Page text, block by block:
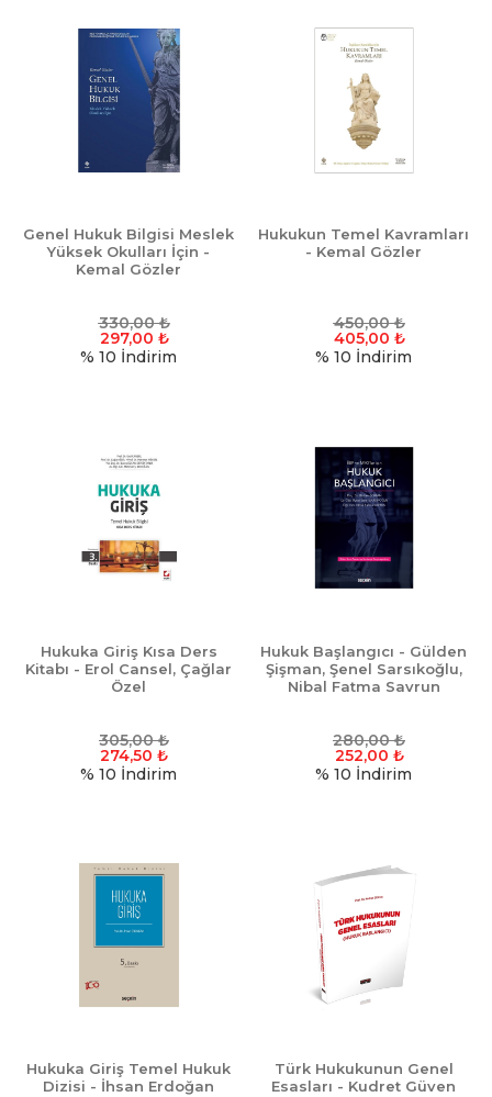
Genel Hukuk Bilgisi Meslek
Yüksek Okulları İçin -
Kemal Gözler
330,00₺
297,00 ₺
% 10 İndirim
Hukukun Temel Kavramları
- Kemal Gözler
450,00₺
405,00 ₺
% 10 İndirim
Hukuka Giriş Kısa Ders
Kitabı - Erol Cansel, Çağlar
Özel
305,00₺
274,50 ₺
% 10 İndirim
Hukuk Başlangıcı - Gülden
Şişman, Şenel Sarsıkoğlu,
Nibal Fatma Savrun
280,00₺
252,00 ₺
% 10 İndirim
Hukuka Giriş Temel Hukuk
Dizisi - İhsan Erdoğan
Türk Hukukunun Genel
Esasları - Kudret Güven